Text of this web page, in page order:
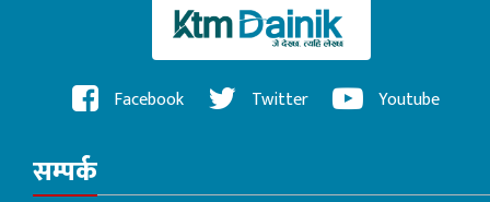
Facebook Twitter Youtube
सम्पर्क